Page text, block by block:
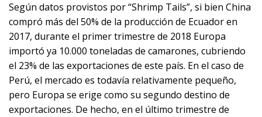
Según datos provistos por “Shrimp Tails”, si bien China
compró más del 50% de la producción de Ecuador en
2017, durante el primer trimestre de 2018 Europa
importó ya 10.000 toneladas de camarones, cubriendo
el 23% de las exportaciones de este país. En el caso de
Perú, el mercado es todavía relativamente pequeño,
pero Europa se erige como su segundo destino de
exportaciones. De hecho, en el último trimestre de